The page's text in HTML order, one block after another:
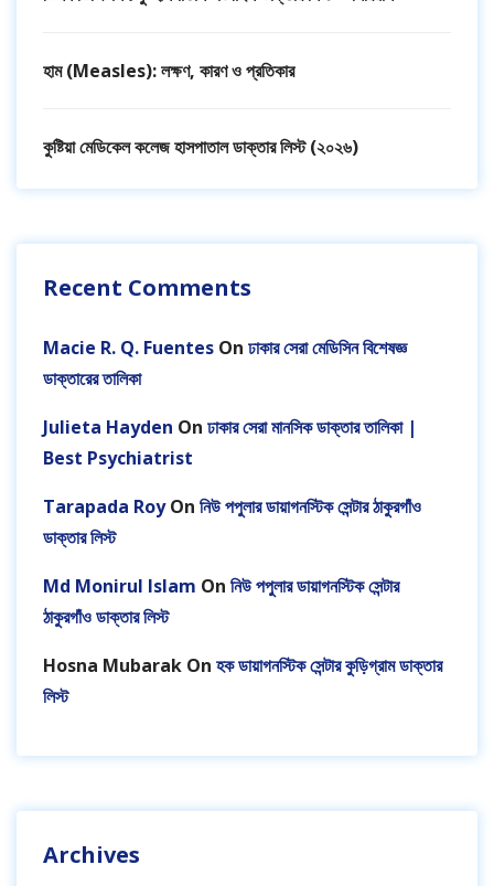
হাম (Measles): লক্ষণ, কারণ ও প্রতিকার
কুষ্টিয়া মেডিকেল কলেজ হাসপাতাল ডাক্তার লিস্ট (২০২৬)
Recent Comments
Macie R. Q. Fuentes On ঢাকার সেরা মেডিসিন বিশেষজ্ঞ
ডাক্তারের তালিকা
Julieta Hayden On ঢাকার সেরা মানসিক ডাক্তার তালিকা |
Best Psychiatrist
Tarapada RoyOn নিউ পপুলার ডায়াগনস্টিক সেন্টার ঠাকুরগাঁও
ডাক্তার লিস্ট
Md Monirul Islam On নিউ পপুলার ডায়াগনস্টিক সেন্টার
ঠাকুরগাঁও ডাক্তার লিস্ট
Hosna Mubarak On হক ডায়াগনস্টিক সেন্টার কুড়িগ্রাম ডাক্তার
লিস্ট
Archives